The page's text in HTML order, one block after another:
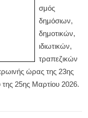
σμός
δημόσιων,
δημοτικών,
ιδιωτικών,
τραπεζικών
ώρας της 23ης
της 25ης Μαρτίου 2026.